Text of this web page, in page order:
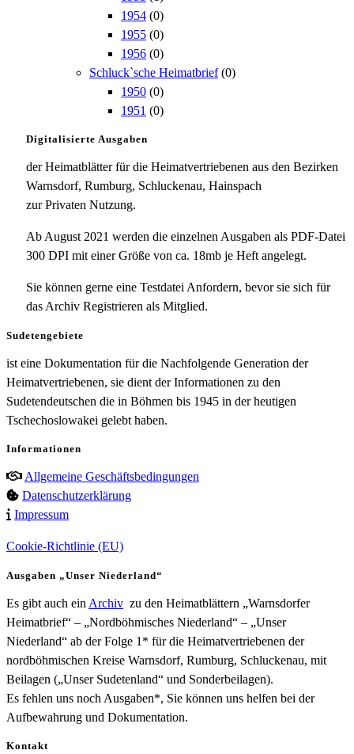
1954 (0)
1955 (0)
1956 (0)
Schluck`sche Heimatbrief (0)
1950 (0)
1951 (0)
Digitalisierte Ausgaben
der Heimatblätter für die Heimatvertriebenen aus den Bezirken
Warnsdorf, Rumburg, Schluckenau, Hainspach
zur Privaten Nutzung.
Ab August 2021 werden die einzelnen Ausgaben als PDF-Datei
300 DPI mit einer Größe von ca. 18mb je Heft angelegt.
Sie können gerne eine Testdatei Anfordern, bevor sie sich für
das Archiv Registrieren als Mitglied.
Sudetengebiete
ist eine Dokumentation für die Nachfolgende Generation der
Heimatvertriebenen, sie dient der Informationen zu den
Sudetendeutschen die in Böhmen bis 1945 in der heutigen
Tschechoslowakei gelebt haben.
Informationen
Allgemeine Geschäftsbedingungen
Datenschutzerklärung
Impressum
Cookie-Richtlinie (EU)
Ausgaben „Unser Niederland“
Es gibt auch ein Archiv zu den Heimatblättern „Warnsdorfer
Heimatbrief“ – „Nordböhmisches Niederland“ – „Unser
Niederland“ ab der Folge 1* für die Heimatvertriebenen der
nordböhmischen Kreise Warnsdorf, Rumburg, Schluckenau, mit
Beilagen („Unser Sudetenland“ und Sonderbeilagen).
Es fehlen uns noch Ausgaben*, Sie können uns helfen bei der
Aufbewahrung und Dokumentation.
Kontakt